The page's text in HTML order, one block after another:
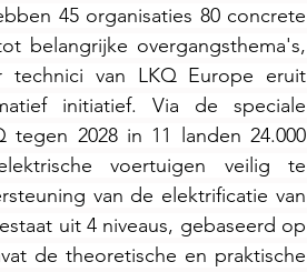
45 organisaties 80 concrete
belangrijke overgangsthema's,
technici van LKQ Europe eruit
initiatief. Via de speciale
tegen 2028 in 11 landen 24.000
voertuigen veilig te
van de elektrificatie van
uit 4 niveaus, gebaseerd op
de theoretische en praktische